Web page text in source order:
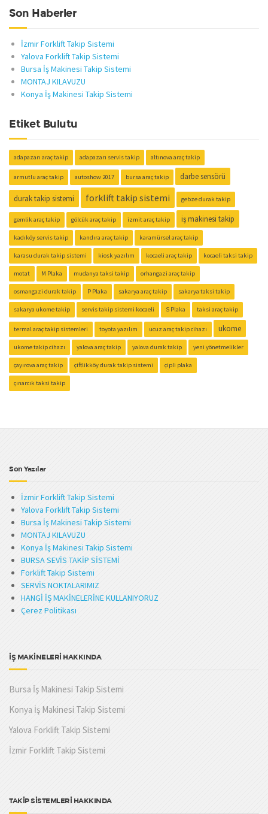
Son Haberler
İzmir Forklift Takip Sistemi
Yalova Forklift Takip Sistemi
Bursa İş Makinesi Takip Sistemi
MONTAJ KILAVUZU
Konya İş Makinesi Takip Sistemi
Etiket Bulutu
adapazarı araç takip adapazarı servis takip altınova araç takip
armutlu araç takip autoshow 2017 bursa araç takip darbe sensörü
durak takip sistemi forklift takip sistemi gebze durak takip
gemlik araç takip gölcük araç takip izmit araç takip iş makinesi takip
kadıköy servis takip kandıra araç takip karamürsel araç takip
karasu durak takip sistemi kiosk yazılım kocaeli araç takip kocaeli taksi takip
motat M Plaka mudanya taksi takip orhangazi araç takip
osmangazi durak takip P Plaka sakarya araç takip sakarya taksi takip
sakarya ukome takip servis takip sistemi kocaeli S Plaka taksi araç takip
termal araç takip sistemleri toyota yazılım ucuz araç takip cihazı ukome
ukome takip cihazı yalova araç takip yalova durak takip yeni yönetmelikler
çayırova araç takip çiftlikköy durak takip sistemi çipli plaka
çınarcık taksi takip
Son Yazılar
İzmir Forklift Takip Sistemi
Yalova Forklift Takip Sistemi
Bursa İş Makinesi Takip Sistemi
MONTAJ KILAVUZU
Konya İş Makinesi Takip Sistemi
BURSA SEVİS TAKİP SİSTEMİ
Forklift Takip Sistemi
SERVİS NOKTALARIMIZ
HANGİ İŞ MAKİNELERİNE KULLANIYORUZ
Çerez Politikası
İŞ MAKİNELERİ HAKKINDA
Bursa İş Makinesi Takip Sistemi
Konya İş Makinesi Takip Sistemi
Yalova Forklift Takip Sistemi
İzmir Forklift Takip Sistemi
TAKİP SİSTEMLERİ HAKKINDA